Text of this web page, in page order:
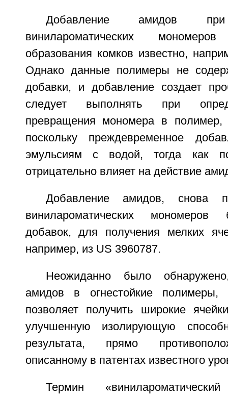
Добавление амидов при
винилароматических
образования комков известно,
Однако данные полимеры не
добавки, и добавление создает
следует выполнять при
превращения мономера в
поскольку преждевременное
эмульсиям с водой, тогда как
отрицательно влияет на действие
Добавление амидов, снова
винилароматических мономеров
добавок, для получения мелких
например, из US 3960787.
Неожиданно было
амидов в огнестойкие полимеры,
позволяет получить широкие
улучшенную изолирующую
результата, прямо
описанному в патентах известного
Термин